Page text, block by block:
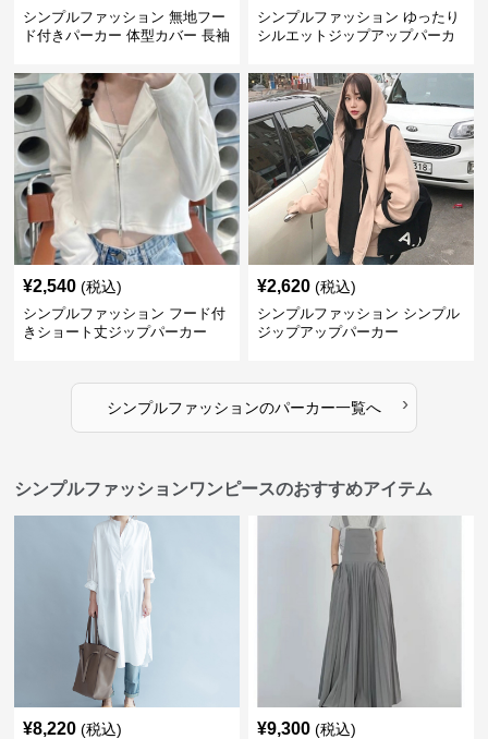
シンプルファッション 無地フー
ド付きパーカー 体型カバー 長袖
シンプルファッション ゆったり
シルエットジップアップパーカ
¥2,540 (税込)
シンプルファッション フード付
きショート丈ジップパーカー
¥2,620 (税込)
シンプルファッション シンプル
ジップアップパーカー
シンプルファッションのパーカー一覧へ ›
シンプルファッションワンピースのおすすめアイテム
¥8,220 (税込) ¥9,300 (税込)